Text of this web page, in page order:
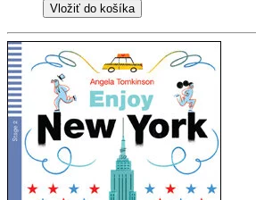
Vložiť do košíka